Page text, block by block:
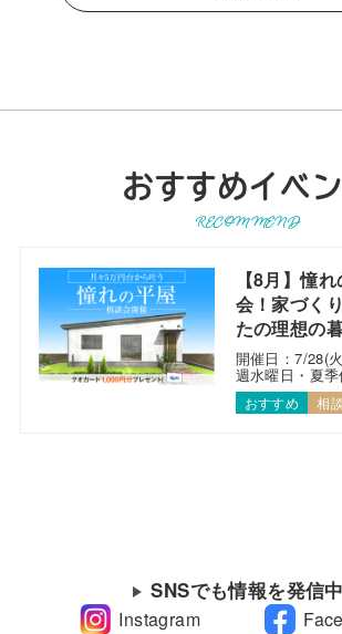
おすすめイベ
RECOMMEND
【8月】憧
会！家づく
たの理想の
考えます！
開催日：7/28(
週水曜日・夏季
おすすめ 相
SNSでも情報を発信中
Instagram